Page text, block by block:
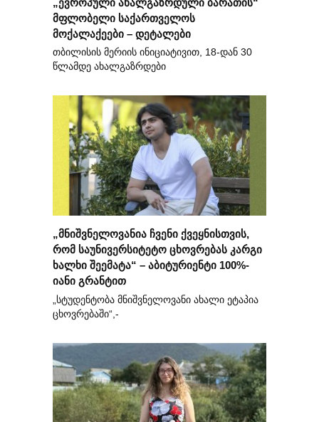
მფლობელი საქართველოს
მოქალაქეები – დეტალები
თბილისის მერიის ინიციატივით, 18-დან 30
წლამდე ახალგაზრდები
„მნიშვნელოვანია ჩვენი ქვეყნისთვის,
რომ საუნივერსიტეტო ცხოვრებას კარგი
ხალხი შეემატა“ – აბიტურიენტი 100%-
იანი გრანტით
„სტუდენტობა მნიშვნელოვანი ახალი ეტაპია
ცხოვრებაში“,-